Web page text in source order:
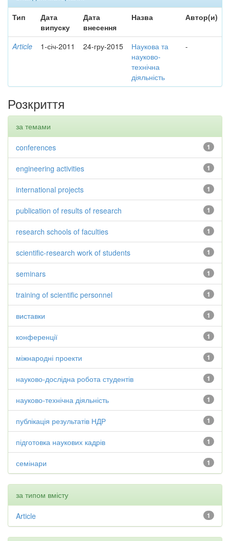
Тип
Дата
випуску
Дата
внесення
Назва Автор(и)
Article 1-січ-2011 24-гру-2015
Наукова та
науково-
технічна
діяльність
-
Розкриття
за темами
1
conferences
1
engineering activities
1
international projects
1
publication of results of research
1
research schools of faculties
1
scientific-research work of students
1
seminars
1
training of scientific personnel
1
виставки
1
конференції
1
міжнародні проекти
1
науково-дослідна робота студентів
1
науково-технічна діяльність
1
публікація результатів НДР
1
підготовка наукових кадрів
1
семінари
за типом вмісту
1
Article